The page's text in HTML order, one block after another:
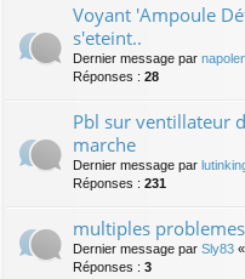
Voyant 'Ampoule
s'eteint..
Dernier message par
Réponses : 28
Pbl sur ventillateur
marche
Dernier message par
Réponses : 231
multiples
Dernier message par Sly83 «
Réponses : 3